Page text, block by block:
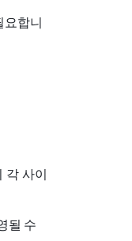
요합니
각 사이
될 수